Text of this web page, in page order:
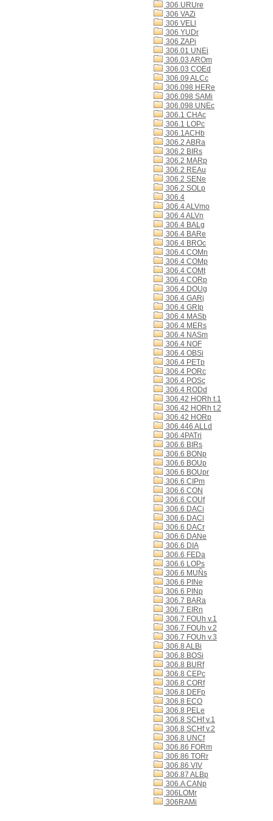
306 URUre
306 VAZi
306 VELl
306 YUDr
306 ZAPi
306.01 UNEi
306.03 AROm
306.03 COEd
306.09 ALCc
306.098 HERe
306.098 SAMi
306.098 UNEc
306.1 CHAc
306.1 LOPc
306.1ACHb
306.2 ABRa
306.2 BIRs
306.2 MARp
306.2 REAu
306.2 SENe
306.2 SOLp
306.4
306.4 ALVmo
306.4 ALVn
306.4 BALg
306.4 BARe
306.4 BROc
306.4 COMn
306.4 COMp
306.4 COMt
306.4 CORp
306.4 DOUg
306.4 GARj
306.4 GRIp
306.4 MASb
306.4 MERs
306.4 NASm
306.4 NOF
306.4 OBSi
306.4 PETp
306.4 PORc
306.4 POSc
306.4 RODd
306.42 HORh t.1
306.42 HORh t.2
306.42 HORp
306.446 ALLd
306.4PATri
306.6 BIRs
306.6 BONp
306.6 BOUp
306.6 BOUpr
306.6 CIPm
306.6 CON
306.6 COUf
306.6 DACi
306.6 DACl
306.6 DACr
306.6 DANe
306.6 DIA
306.6 FEDa
306.6 LOPs
306.6 MUÑs
306.6 PINe
306.6 PINp
306.7 BARa
306.7 EIRn
306.7 FOUh v.1
306.7 FOUh v.2
306.7 FOUh v.3
306.8 ALBi
306.8 BOSi
306.8 BURf
306.8 CEPc
306.8 CORf
306.8 DEFp
306.8 ECO
306.8 PELe
306.8 SCHf v.1
306.8 SCHf v.2
306.8 UNCf
306.86 FORm
306.86 TORr
306.86 VIV
306.87 ALBp
306.A CANp
306LOMr
306RAMi